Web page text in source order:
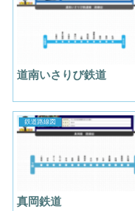
道南いさりび鉄道
鉄道路線図
真岡鉄道